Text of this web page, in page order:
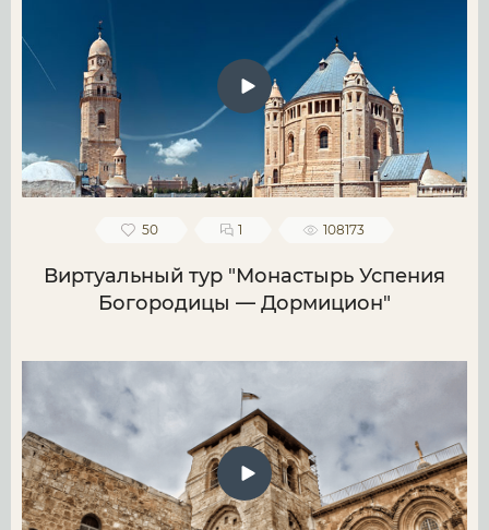
50 1 108173
Виртуальный тур "Монастырь Успения
Богородицы — Дормицион"